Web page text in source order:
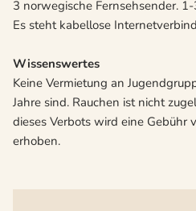
3 norwegische Fernsehsender.
Es steht kabellose
Wissenswertes
Keine Vermietung an
Jahre sind. Rauchen ist nicht
dieses Verbots wird eine Gebühr
erhoben.